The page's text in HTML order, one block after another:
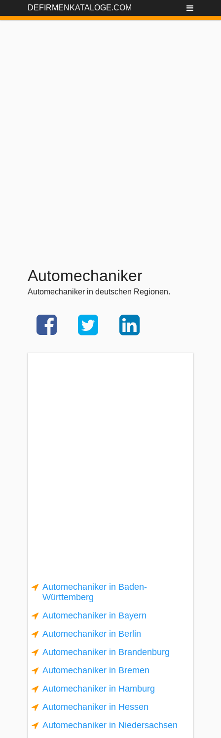
DEFIRMENKATALOGE.COM
Automechaniker
Automechaniker in deutschen Regionen.
Automechaniker in Baden-
Württemberg
Automechaniker in Bayern
Automechaniker in Berlin
Automechaniker in Brandenburg
Automechaniker in Bremen
Automechaniker in Hamburg
Automechaniker in Hessen
Automechaniker in Niedersachsen